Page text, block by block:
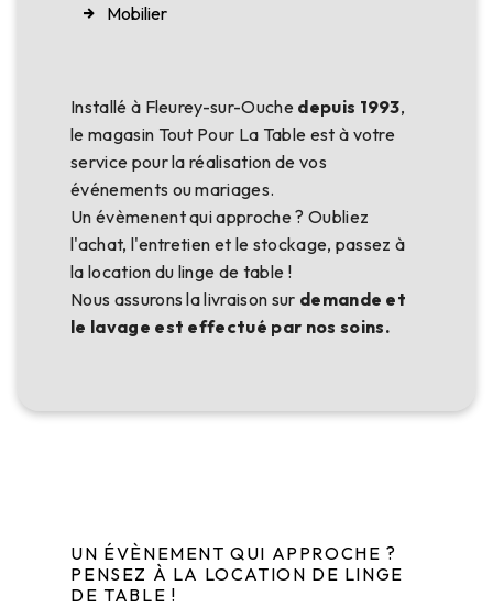
Mobilier
Installé à Fleurey-sur-Ouche depuis 1993,
le magasin Tout Pour La Table est à votre
service pour la réalisation de vos
événements ou mariages.
Un évèmenent qui approche ? Oubliez
l'achat, l'entretien et le stockage, passez à
la location du linge de table !
Nous assurons la livraison sur demande et
le lavage est effectué par nos soins.
UN ÉVÈNEMENT QUI APPROCHE ?
PENSEZ À LA LOCATION DE LINGE
DE TABLE !